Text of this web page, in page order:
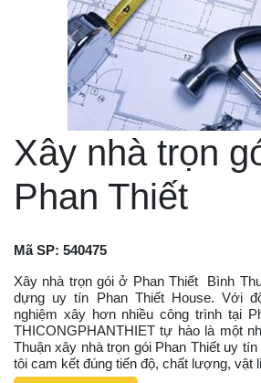
Xây nhà trọn
Phan Thiết
Mã SP: 540475
Xây nhà trọn gói ở Phan Thiết Bình
dựng uy tín Phan Thiết House. Với
nghiệm xây hơn nhiều công trình tại
THICONGPHANTHIET tự hào là một
Thuận xây nhà trọn gói Phan Thiết uy
tôi cam kết đúng tiến độ, chất lượng, vật